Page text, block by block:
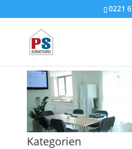
0221
Kategorien